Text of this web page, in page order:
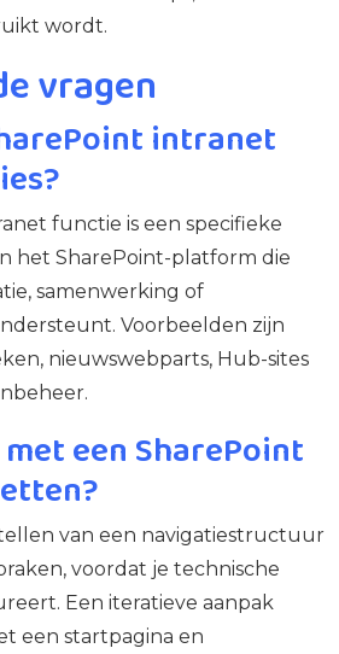
wordt.
vragen
intranet
functie is een specifieke
het SharePoint-platform die
samenwerking of
Voorbeelden zijn
nieuwswebparts, Hub-sites
een SharePoint
van een navigatiestructuur
voordat je technische
Een iteratieve aanpak
een startpagina en